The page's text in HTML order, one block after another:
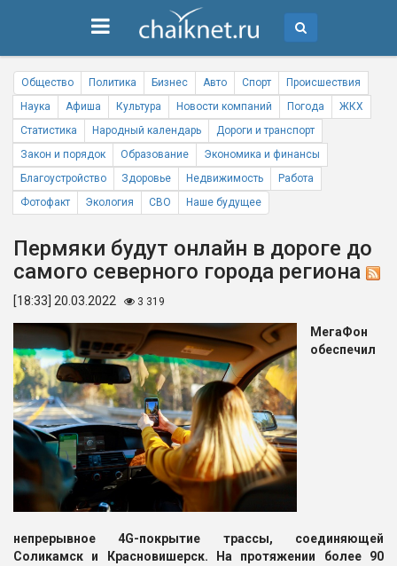
Общество Политика Бизнес Авто Спорт
Происшествия
Наука
Афиша Культура Новости компаний Погода
ЖКХ
Статистика
Народный календарь
Дороги и транспорт
Закон и порядок
Образование
Экономика и финансы
Благоустройство
Здоровье Недвижимость
Работа
Фотофакт
Экология СВО Наше будущее
Пермяки будут онлайн в дороге до
самого северного города региона
[18:33] 20.03.2022 3 319
МегаФон
обеспечил
непрерывное 4G-покрытие трассы, соединяющей
Соликамск и Красновишерск. На протяжении более 90